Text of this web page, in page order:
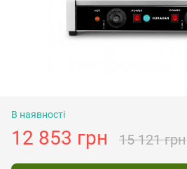
В наявності
12 853 грн 15 121 грн